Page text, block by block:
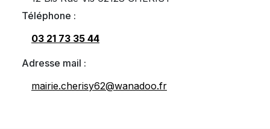
Téléphone :
03 21 73 35 44
Adresse mail :
mairie.cherisy62@wanadoo.fr